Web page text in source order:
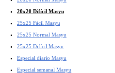
20x20 Difícil Masyu
25x25 Fácil Masyu
25x25 Normal Masyu
25x25 Difícil Masyu
Especial diario Masyu
Especial semanal Masyu